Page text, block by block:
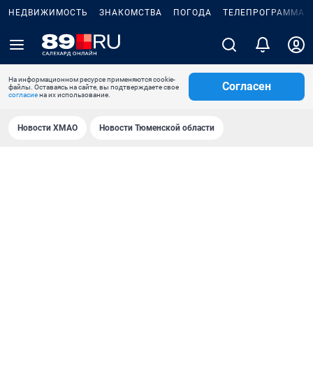
НЕДВИЖИМОСТЬ ЗНАКОМСТВА ПОГОДА ТЕЛЕПРОГРАММА
На информационном ресурсе применяются cookie-
файлы. Оставаясь на сайте, вы подтверждаете свое
согласиена их использование.
Согласен
Новости ХМАО Новости Тюменской области